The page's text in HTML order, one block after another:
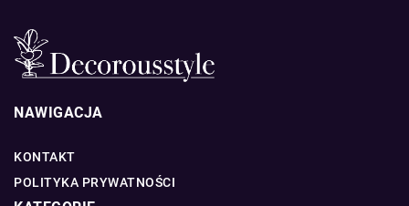
NAWIGACJA
KONTAKT
POLITYKA PRYWATNOŚCI